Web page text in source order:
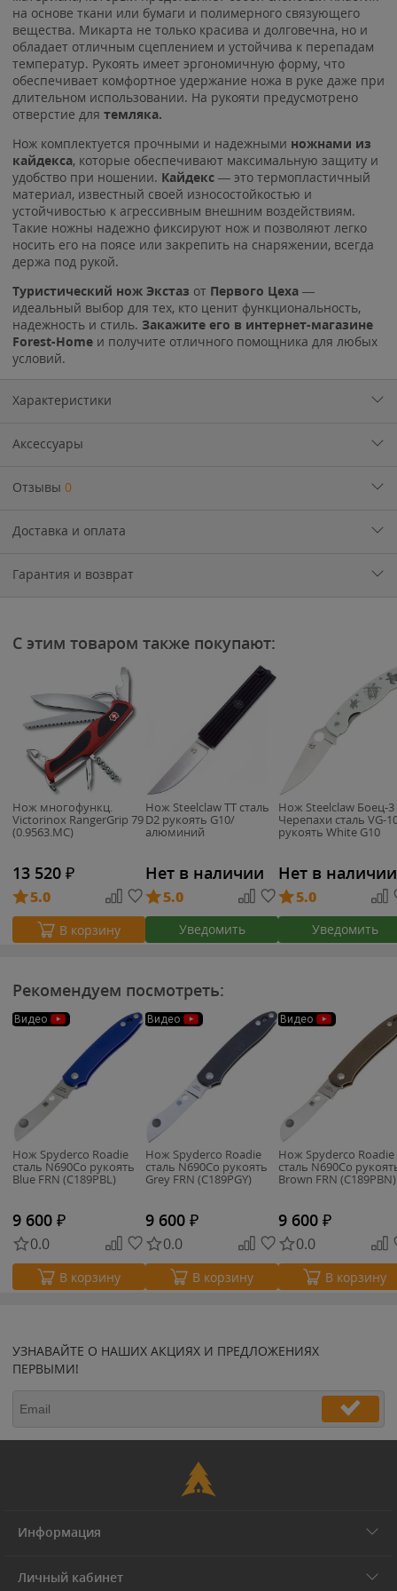
на основе ткани или бумаги и полимерного связующего
вещества. Микарта не только красива и долговечна, но и
обладает отличным сцеплением и устойчива к перепадам
температур. Рукоять имеет эргономичную форму, что
обеспечивает комфортное удержание ножа в руке даже при
длительном использовании. На рукояти предусмотрено
отверстие для темляка.
Нож комплектуется прочными и надежными ножнами из
кайдекса, которые обеспечивают максимальную защиту и
удобство при ношении. Кайдекс — это термопластичный
материал, известный своей износостойкостью и
устойчивостью к агрессивным внешним воздействиям.
Такие ножны надежно фиксируют нож и позволяют легко
носить его на поясе или закрепить на снаряжении, всегда
держа под рукой.
Туристический нож Экстаз от Первого Цеха —
идеальный выбор для тех, кто ценит функциональность,
надежность и стиль. Закажите его в интернет-магазине
Forest-Home и получите отличного помощника для любых
условий.
Характеристики
Аксессуары
Отзывы 0
Доставка и оплата
Гарантия и возврат
С этим товаром также покупают:
Нож многофункц.
Victorinox RangerGrip 79
(0.9563.MC)
13 520 ₽
5.0
В корзину
Нож Steelclaw TT сталь
D2 рукоять G10/
алюминий
Нет в наличии
5.0
Уведомить
Нож Steelclaw Боец-3
Черепахи сталь VG-
рукоять White G10
Нет в наличии
5.0
Уведомить
Рекомендуем посмотреть:
Видео
Нож Spyderco Roadie
cталь N690Co рукоять
Blue FRN (C189PBL)
9 600 ₽
0.0
В корзину
Видео
Нож Spyderco Roadie
cталь N690Co рукоять
Grey FRN (C189PGY)
9 600 ₽
0.0
В корзину
Видео
Нож Spyderco Roadie
cталь N690Co
Brown FRN (C189PBN)
9 600 ₽
0.0
В корзину
УЗНАВАЙТЕ О НАШИХ АКЦИЯХ И ПРЕДЛОЖЕНИЯХ
ПЕРВЫМИ!
Информация
Личный кабинет